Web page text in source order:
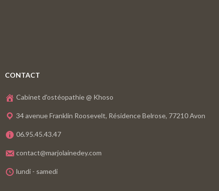
CONTACT
Cabinet d'ostéopathie @ Khoso
34 avenue Franklin Roosevelt, Résidence Belrose, 77210 Avon
06.95.45.43.47
contact@marjolainedey.com
lundi - samedi